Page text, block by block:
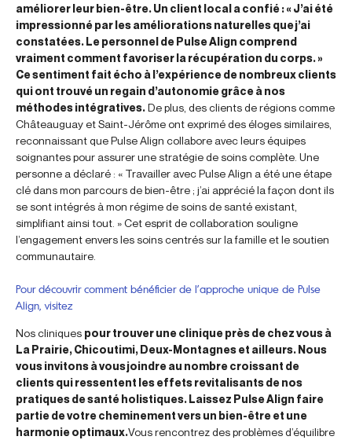
améliorer leur bien-être. Un client local a confié : « J’ai été
impressionné par les améliorations naturelles que j’ai
constatées. Le personnel de Pulse Align comprend
vraiment comment favoriser la récupération du corps. »
Ce sentiment fait écho à l’expérience de nombreux clients
qui ont trouvé un regain d’autonomie grâce à nos
méthodes intégratives.De plus, des clients de régions comme
Châteauguay et Saint-Jérôme ont exprimé des éloges similaires,
reconnaissant que Pulse Align collabore avec leurs équipes
soignantes pour assurer une stratégie de soins complète. Une
personne a déclaré : « Travailler avec Pulse Align a été une étape
clé dans mon parcours de bien-être ; j’ai apprécié la façon dont ils
se sont intégrés à mon régime de soins de santé existant,
simplifiant ainsi tout. » Cet esprit de collaboration souligne
l’engagement envers les soins centrés sur la famille et le soutien
communautaire.
Pour découvrir comment bénéficier de l’approche unique de Pulse
Align, visitez
Nos cliniques pour trouver une clinique près de chez vous à
La Prairie, Chicoutimi, Deux-Montagnes et ailleurs. Nous
vous invitons à vous joindre au nombre croissant de
clients qui ressentent les effets revitalisants de nos
pratiques de santé holistiques. Laissez Pulse Align faire
partie de votre cheminement vers un bien-être et une
harmonie optimaux.Vous rencontrez des problèmes d’équilibre